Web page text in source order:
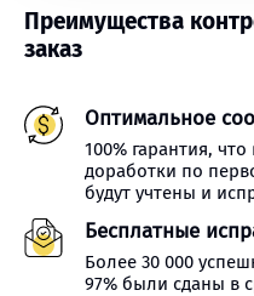
Преимущества
заказ
Оптимальное
100% гарантия,
доработки по
будут учтены и
Бесплатные
Более 30 000
97% были сданы в